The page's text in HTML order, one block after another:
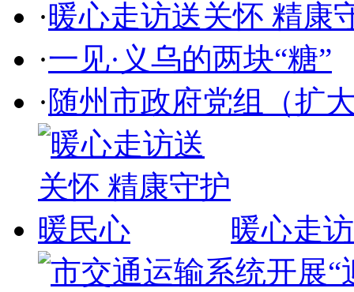
·暖心走访送关怀 精康
·一见·义乌的两块“糖”
·随州市政府党组（扩
暖心走